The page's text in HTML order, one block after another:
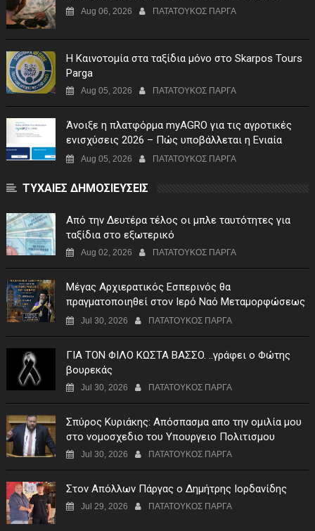
Aug 06, 2026 ΠΑΤΑΤΟΥΚΟΣ ΠΑΡΓΑ
Η Καινοτομία στα ταξίδια μόνο στο Skarpos Tours
Parga
Aug 05, 2026 ΠΑΤΑΤΟΥΚΟΣ ΠΑΡΓΑ
Άνοιξε η πλατφόρμα myAGRO για τις αγροτικές
ενισχύσεις 2026 – Πώς υποβάλλεται η Ενιαία
Αίτηση Ενίσχυσης
Aug 05, 2026 ΠΑΤΑΤΟΥΚΟΣ ΠΑΡΓΑ
ΤΥΧΑΙΕΣ ΔΗΜΟΣΙΕΥΣΕΙΣ
Από την Δευτέρα τέλος οι μπλε ταυτότητες για
ταξίδια στο εξωτερικό
Aug 02, 2026 ΠΑΤΑΤΟΥΚΟΣ ΠΑΡΓΑ
Μέγας Αρχιερατικός Εσπερινός θα
πραγματοποιηθεί στον Ιερό Ναό Μεταμορφώσεως
του Σωτήρος Σταυροχωρίου στης 5 Αυγούστου
Jul 30, 2026 ΠΑΤΑΤΟΥΚΟΣ ΠΑΡΓΑ
ΓIA TON ΦIΛO KΩΣTA BAΣΣO. ..γράφει ο Φώτης
βουρεκάς
Jul 30, 2026 ΠΑΤΑΤΟΥΚΟΣ ΠΑΡΓΑ
Σπύρος Κυριάκης: Απόσπασμα απο την ομιλία μου
στο νομοσχεδιο του Υπουργειο Πολιτισμου
Jul 30, 2026 ΠΑΤΑΤΟΥΚΟΣ ΠΑΡΓΑ
Στον Απόλλων Πάργας ο Δημήτρης Ιορδανίδης
Jul 29, 2026 ΠΑΤΑΤΟΥΚΟΣ ΠΑΡΓΑ